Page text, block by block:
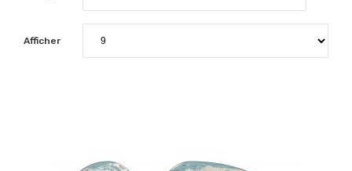
Afficher